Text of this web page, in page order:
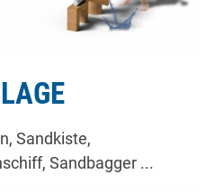
Sandkiste,
Sandbagger ...